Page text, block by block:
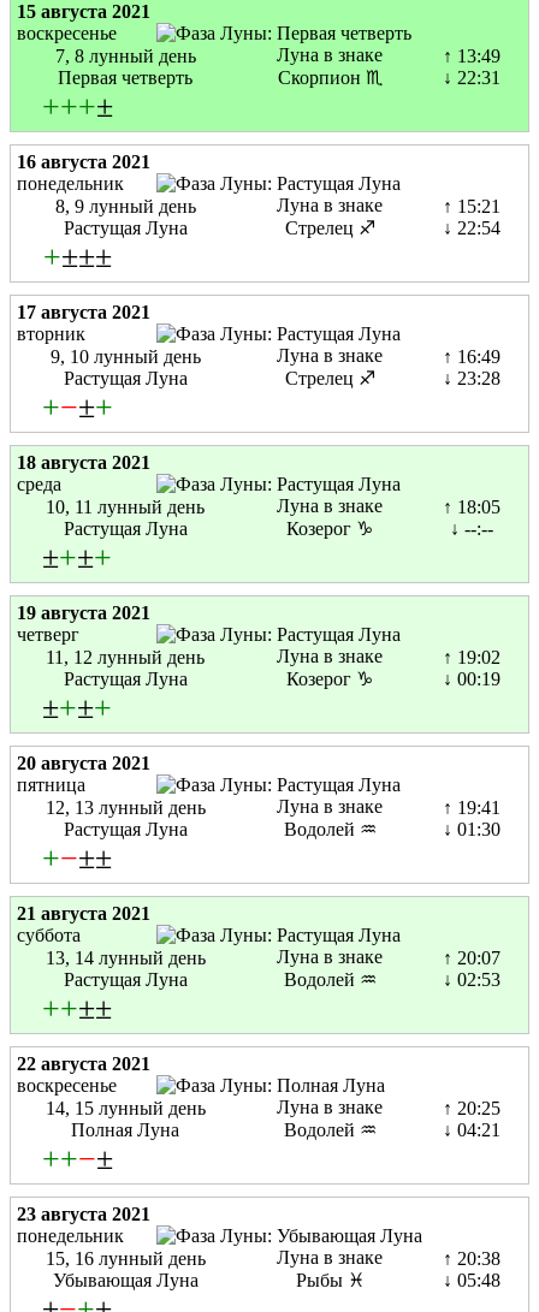
15 августа 2021
воскресенье
7, 8 лунный день
Первая четверть
Луна в знаке
Скорпион ♏
↑ 13:49
↓ 22:31
+++±
16 августа 2021
понедельник
8, 9 лунный день
Растущая Луна
Луна в знаке
Стрелец ♐
↑ 15:21
↓ 22:54
+±±±
17 августа 2021
вторник
9, 10 лунный день
Растущая Луна
Луна в знаке
Стрелец ♐
↑ 16:49
↓ 23:28
+−±+
18 августа 2021
среда
10, 11 лунный день
Растущая Луна
Луна в знаке
Козерог ♑
↑ 18:05
↓ --:--
±+±+
19 августа 2021
четверг
11, 12 лунный день
Растущая Луна
Луна в знаке
Козерог ♑
↑ 19:02
↓ 00:19
±+±+
20 августа 2021
пятница
12, 13 лунный день
Растущая Луна
Луна в знаке
Водолей ♒
↑ 19:41
↓ 01:30
+−±±
21 августа 2021
суббота
13, 14 лунный день
Растущая Луна
Луна в знаке
Водолей ♒
↑ 20:07
↓ 02:53
++±±
22 августа 2021
воскресенье
14, 15 лунный день
Полная Луна
Луна в знаке
Водолей ♒
↑ 20:25
↓ 04:21
++−±
23 августа 2021
понедельник
15, 16 лунный день
Убывающая Луна
Луна в знаке
Рыбы ♓
↑ 20:38
↓ 05:48